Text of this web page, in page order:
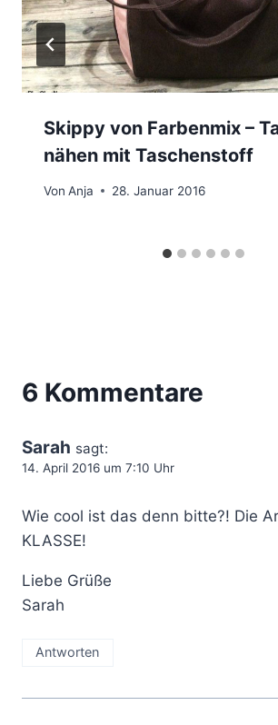
Skippy von Farbenmix –
nähen mit Taschenstoff
Von Anja 28. Januar 2016
6 Kommentare
Sarah sagt:
14. April 2016 um 7:10 Uhr
Wie cool ist das denn bitte?! Die
KLASSE!
Liebe Grüße
Sarah
Antworten